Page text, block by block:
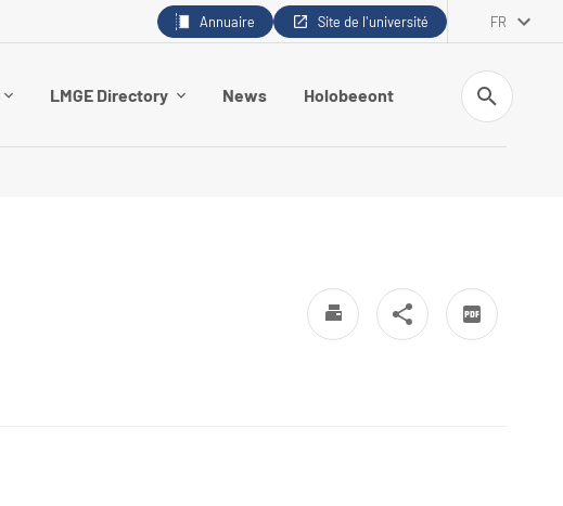
Annuaire Site de l'université FR
LMGE Directory News Holobeeont
Recherche